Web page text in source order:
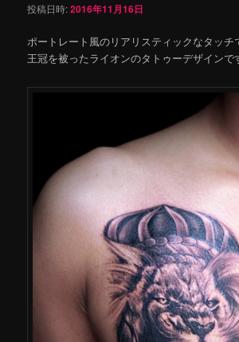
投稿日時:2016年11月16日
ポートレート風のリアリスティックなタッチ
王冠を被ったライオンのタトゥーデザインで